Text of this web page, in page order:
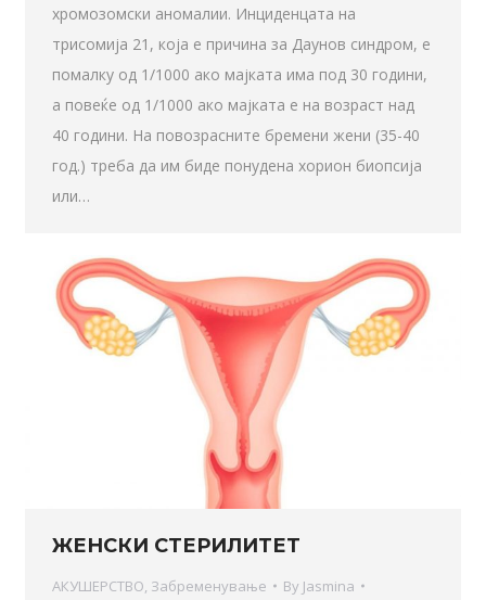
хромозомски аномалии. Инциденцата на
трисомија 21, која е причина за Даунов синдром, е
помалку од 1/1000 ако мајката има под 30 години,
а повеќе од 1/1000 ако мајката е на возраст над
40 години. На повозрасните бремени жени (35-40
год.) треба да им биде понудена хорион биопсија
или…
ЖЕНСКИ СТЕРИЛИТЕТ
АКУШЕРСТВО, Забременување By Jasmina